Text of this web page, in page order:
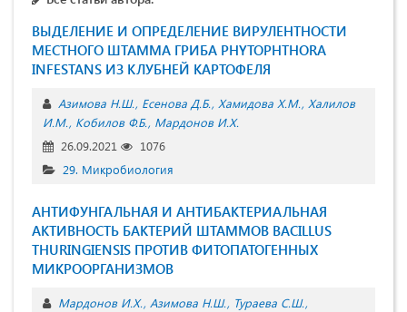
ВЫДЕЛЕНИЕ И ОПРЕДЕЛЕНИЕ ВИРУЛЕНТНОСТИ
МЕСТНОГО ШТАММА ГРИБА PHYTOPHTHORA
INFESTANS ИЗ КЛУБНЕЙ КАРТОФЕЛЯ
Азимова Н.Ш. Есенова Д.Б. Хамидова Х.М. Халилов
И.М. Кобилов Ф.Б. Мардонов И.Х.
26.09.2021
1076
29. Микробиология
АНТИФУНГАЛЬНАЯ И АНТИБАКТЕРИАЛЬНАЯ
АКТИВНОСТЬ БАКТЕРИЙ ШТАММОВ BACILLUS
THURINGIENSIS ПРОТИВ ФИТОПАТОГЕННЫХ
МИКРООРГАНИЗМОВ
Мардонов И.Х. Азимова Н.Ш.
Тураева С.Ш.